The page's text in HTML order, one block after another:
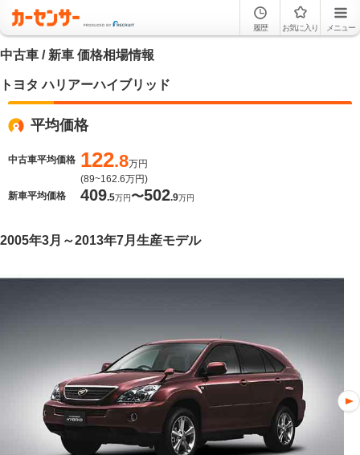
履歴 お気に入り メニュー
中古車 / 新車 価格相場情報
トヨタ ハリアーハイブリッド
平均価格
中古車平均価格 122.8万円
(89~162.6万円)
新車平均価格
409.5万円〜502.9万円
2005年3月～2013年7月生産モデル